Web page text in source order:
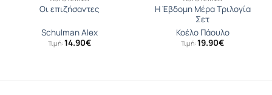
Οι επιζήσαντες
Schulman Alex
Τιμή: 14.90€
Η Έβδομη Μέρα Τριλογία
Σετ
Κοέλο Πάουλο
Τιμή: 19.90€